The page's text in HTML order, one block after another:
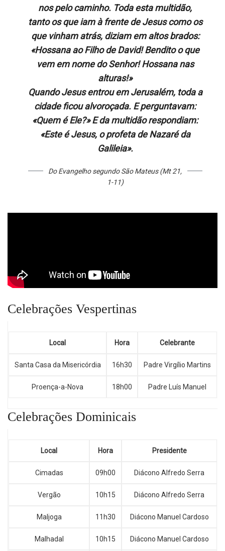
nos pelo caminho. Toda esta multidão,
tanto os que iam à frente de Jesus como os
que vinham atrás, diziam em altos brados:
«Hossana ao Filho de David! Bendito o que
vem em nome do Senhor! Hossana nas
alturas!»
Quando Jesus entrou em Jerusalém, toda a
cidade ficou alvo­roçada. E perguntavam:
«Quem é Ele?» E da multidão respondiam:
«Este é Jesus, o profeta de Nazaré da
Galileia».
Do Evangelho segundo São Mateus (Mt 21,
1-11)
Celebrações Vespertinas
Local Hora Celebrante
Santa Casa da Misericórdia 16h30 Padre Virgílio Martins
Proença-a-Nova 18h00 Padre Luís Manuel
Celebrações Dominicais
Local Hora Presidente
Cimadas 09h00 Diácono Alfredo Serra
Vergão 10h15 Diácono Alfredo Serra
Maljoga 11h30 Diácono Manuel Cardoso
Malhadal 10h15 Diácono Manuel Cardoso